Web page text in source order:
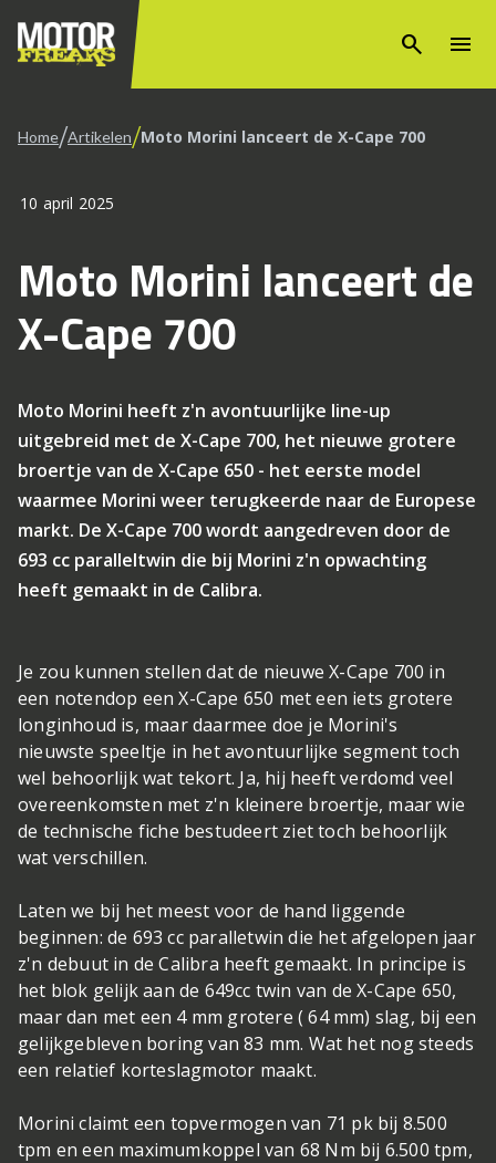
search menu
Home/Artikelen/Moto Morini lanceert de X-Cape 700
10 april 2025
Moto Morini lanceert de
X-Cape 700
Moto Morini heeft z'n avontuurlijke line-up
uitgebreid met de X-Cape 700, het nieuwe grotere
broertje van de X-Cape 650 - het eerste model
waarmee Morini weer terugkeerde naar de Europese
markt. De X-Cape 700 wordt aangedreven door de
693 cc paralleltwin die bij Morini z'n opwachting
heeft gemaakt in de Calibra.
Je zou kunnen stellen dat de nieuwe X-Cape 700 in
een notendop een X-Cape 650 met een iets grotere
longinhoud is, maar daarmee doe je Morini's
nieuwste speeltje in het avontuurlijke segment toch
wel behoorlijk wat tekort. Ja, hij heeft verdomd veel
overeenkomsten met z'n kleinere broertje, maar wie
de technische fiche bestudeert ziet toch behoorlijk
wat verschillen.
Laten we bij het meest voor de hand liggende
beginnen: de 693 cc paralletwin die het afgelopen jaar
z'n debuut in de Calibra heeft gemaakt. In principe is
het blok gelijk aan de 649cc twin van de X-Cape 650,
maar dan met een 4 mm grotere ( 64 mm) slag, bij een
gelijkgebleven boring van 83 mm. Wat het nog steeds
een relatief korteslagmotor maakt.
Morini claimt een topvermogen van 71 pk bij 8.500
tpm en een maximumkoppel van 68 Nm bij 6.500 tpm,